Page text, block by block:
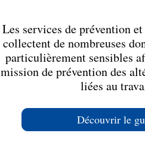
Les services de prévention
collectent de nombreuses
particulièrement sensibles
mission de prévention des
liées au
Découvrir le